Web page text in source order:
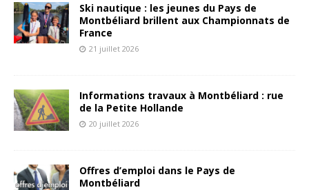
Ski nautique : les jeunes du Pays de
Montbéliard brillent aux Championnats de
France
21 juillet 2026
Informations travaux à Montbéliard : rue
de la Petite Hollande
20 juillet 2026
Offres d’emploi dans le Pays de
Montbéliard